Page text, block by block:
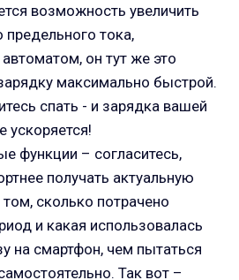
возможность увеличить
предельного тока,
он тут же это
максимально быстрой.
спать - и зарядка вашей
ускоряется!
функции – согласитесь,
получать актуальную
сколько потрачено
и какая использовалась
на смартфон, чем пытаться
Так вот –